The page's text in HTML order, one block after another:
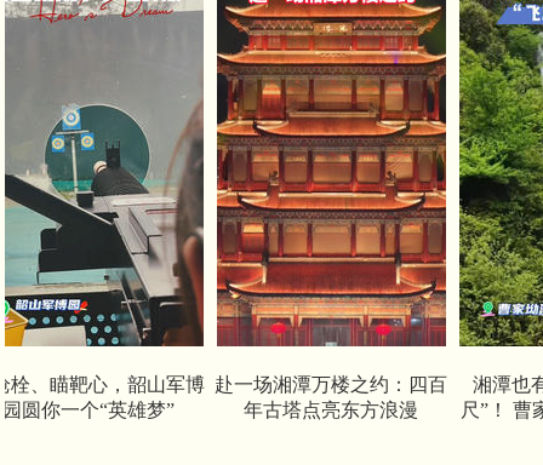
靶心，韶山军博
个“英雄梦”
赴一场湘潭万楼之约：四百
年古塔点亮东方浪漫
湘潭也有“飞流
尺”！ 曹家坳瀑